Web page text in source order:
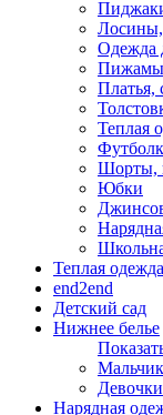
Одежда
Платья,
Теплая
Шорты,
Юбки
Теплая одежда
end2end
Детский сад
Нижнее белье
Девочки
Нарядная